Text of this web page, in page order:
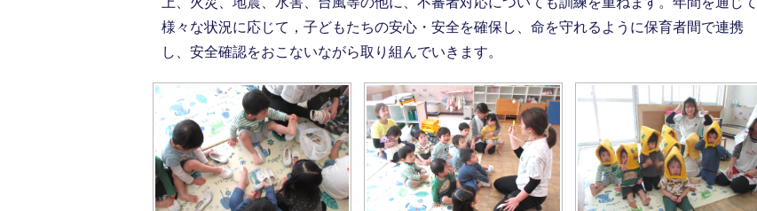
様々な状況に応じて，子どもたちの安心・安全を確保し、命を守れるように保育者間で連携
し、安全確認をおこないながら取り組んでいきます。